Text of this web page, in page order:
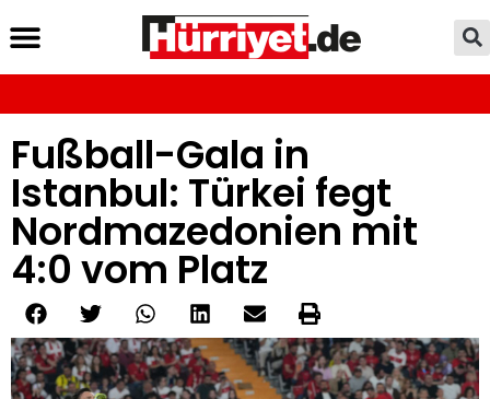
Fußball-Gala in
Istanbul: Türkei fegt
Nordmazedonien mit
4:0 vom Platz